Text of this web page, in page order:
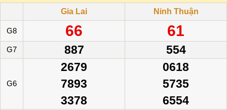
Gia Lai Ninh Thuận
G8 66 61
G7 887 554
G6
2679
7893
3378
0618
5735
6554